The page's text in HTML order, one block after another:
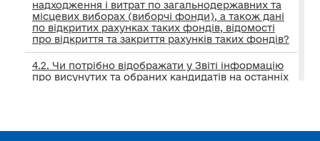
надходження і витрат по загальнодержавних та
місцевих виборах (виборчі фонди), а також дані
по відкритих рахунках таких фондів, відомості
про відкриття та закриття рахунків таких фондів?
4.2. Чи потрібно відображати у Звіті інформацію
про висунутих та обраних кандидатів на останніх